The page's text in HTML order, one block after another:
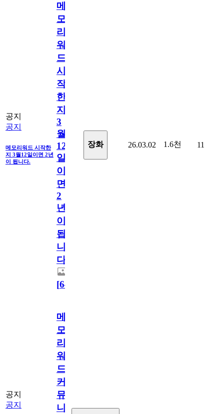
공지
공지
메모리워드 시작한
지 3월12일이면 2년
이 됩니다.
메
모
리
워
드
시
작
한
지
3
월
12
일
이
면
2
년
이
됩
니
다.
[64
장화 26.03.02 1.6천 11
공지
공지
메
모
리
워
드
커
뮤
니